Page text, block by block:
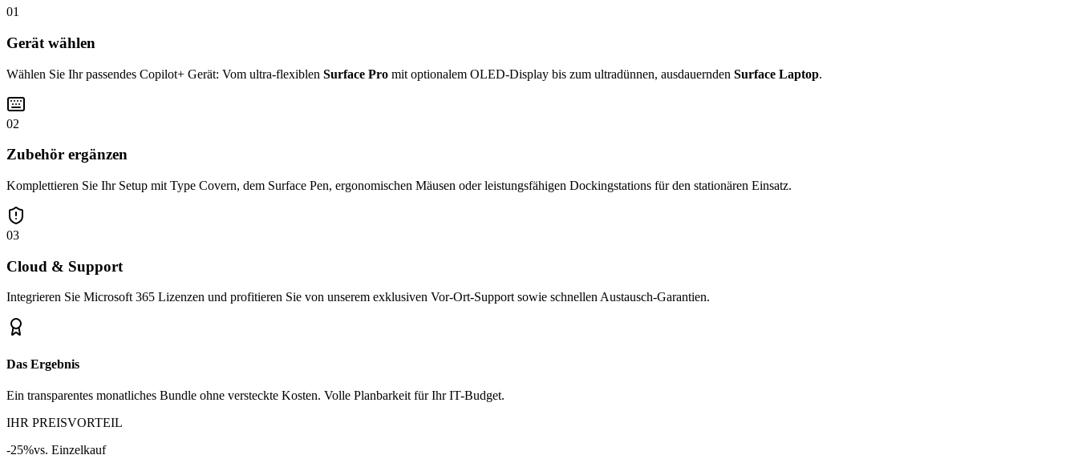
01
Gerät wählen
Wählen Sie Ihr passendes Copilot+ Gerät: Vom ultra-flexiblen Surface Pro mit optionalem OLED-Display bis zum ultradünnen, ausdauernden Surface Laptop.
02
Zubehör ergänzen
Komplettieren Sie Ihr Setup mit Type Covern, dem Surface Pen, ergonomischen Mäusen oder leistungsfähigen Dockingstations für den stationären Einsatz.
03
Cloud & Support
Integrieren Sie Microsoft 365 Lizenzen und profitieren Sie von unserem exklusiven Vor-Ort-Support sowie schnellen Austausch-Garantien.
Das Ergebnis
Ein transparentes monatliches Bundle ohne versteckte Kosten. Volle Planbarkeit für Ihr IT-Budget.
IHR PREISVORTEIL
-25%vs. Einzelkauf